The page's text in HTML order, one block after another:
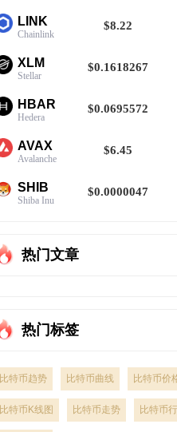
LINK
Chainlink
$8.22
XLM
Stellar
$0.1618267
HBAR
Hedera
$0.0695572
AVAX
Avalanche
$6.45
SHIB
Shiba Inu
$0.0000047
热门文章
热门标签
比特币趋势 比特币曲线 比特币价
比特币K线图 比特币走势 比特币